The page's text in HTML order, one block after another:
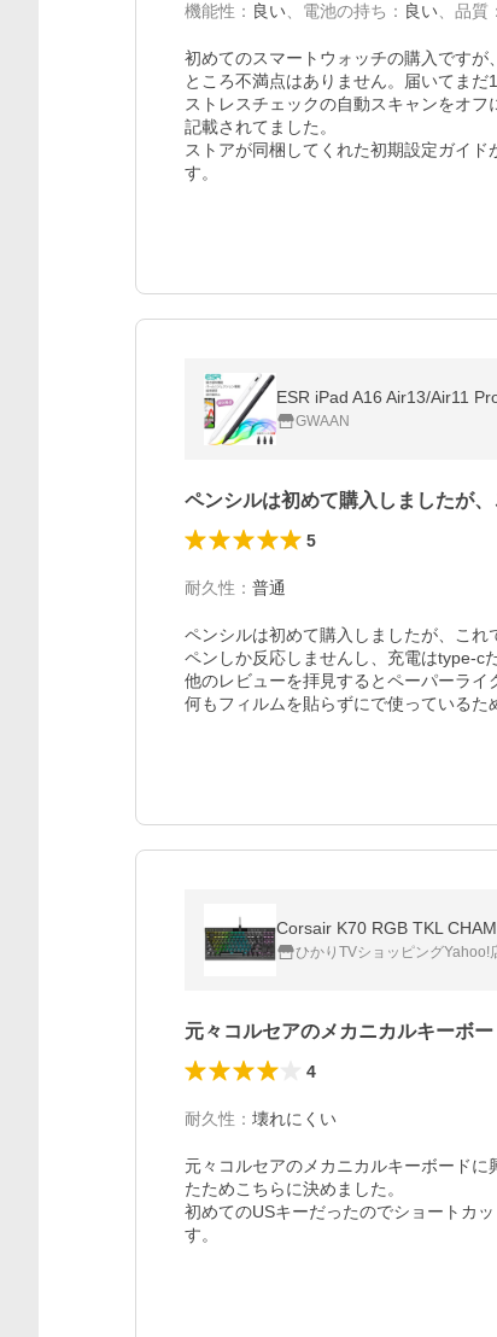
機能性 ： 良い 電池の持ち ： 良い 品質 ：
初めてのスマートウォッチの購入です
ところ不満点はありません。届いてま
ストレスチェックの自動スキャンをオ
記載されてました。
ストアが同梱してくれた初期設定ガイ
す。
ESR iPad A16 Air13/Air11
GWAAN
ペンシルは初めて購入しましたが
5
耐久性 ： 普通
ペンシルは初めて購入しましたが、こ
ペンしか反応しませんし、充電はtype-c
他のレビューを拝見するとペーパーラ
何もフィルムを貼らずにで使っているた
Corsair K70 RGB TKL
ひかりTVショッピングYahoo!
元々コルセアのメカニカルキーボ
4
耐久性 ： 壊れにくい
元々コルセアのメカニカルキーボード
たためこちらに決めました。
初めてのUSキーだったのでショートカ
す。